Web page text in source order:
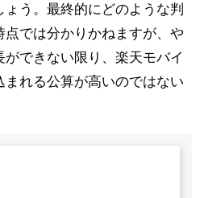
う。最終的にどのような判
点では分かりかねますが、や
できない限り、楽天モバイ
れる公算が高いのではない